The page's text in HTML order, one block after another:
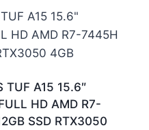
TUF A15 15.6″
HD AMD R7-
SSD RTX3050